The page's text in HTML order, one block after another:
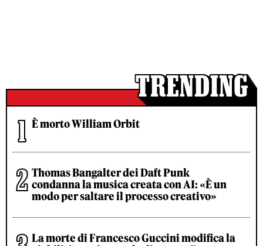
È morto William Orbit
Thomas Bangalter dei Daft Punk
condanna la musica creata con AI: «È un
modo per saltare il processo creativo»
La morte di Francesco Guccini modifica la